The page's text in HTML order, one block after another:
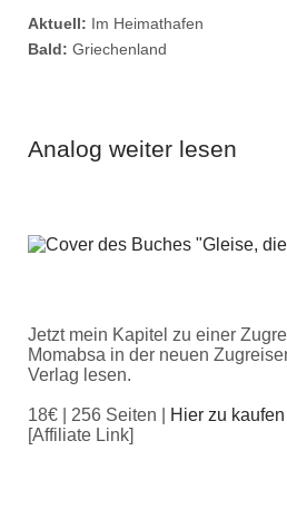
Aktuell: Im Heimathafen
Bald: Griechenland
Analog weiter lesen
Jetzt mein Kapitel zu einer
Momabsa in der neuen
Verlag lesen.
18€ | 256 Seiten |
Hier zu kaufen
[Affiliate Link]